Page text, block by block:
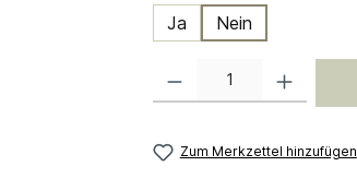
Ja
Nein
Zum Merkzettel hinzufügen